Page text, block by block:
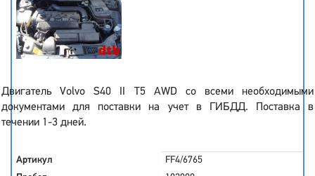
Двигатель Volvo S40 II T5 AWD со всеми необходимыми
документами для поставки на учет в ГИБДД. Поставка в
течении 1-3 дней.
Артикул
FF4/6765